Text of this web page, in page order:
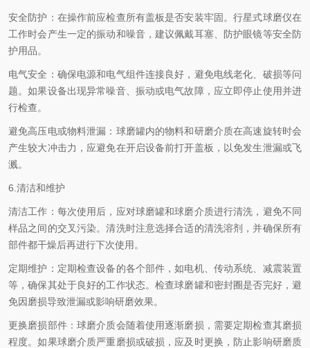
安全防护：在操作前应检查所有盖板是否安装牢固。行星式球磨仪在
工作时会产生一定的振动和噪音，建议佩戴耳塞、防护眼镜等安全防
护用品。
电气安全：确保电源和电气组件连接良好，避免电线老化、破损等问
题。如果设备出现异常噪音、振动或电气故障，应立即停止使用并进
行检查。
避免高压电或物料泄漏：球磨罐内的物料和研磨介质在高速旋转时会
产生较大冲击力，应避免在开启设备前打开盖板，以免发生泄漏或飞
溅。
6.清洁和维护
清洁工作：每次使用后，应对球磨罐和球磨介质进行清洗，避免不同
样品之间的交叉污染。清洗时注意选择合适的清洗溶剂，并确保所有
部件都干燥后再进行下次使用。
定期维护：定期检查设备的各个部件，如电机、传动系统、减震装置
等，确保其处于良好的工作状态。检查球磨罐和密封圈是否完好，避
免因磨损导致泄漏或影响研磨效果。
更换磨损部件：球磨介质会随着使用逐渐磨损，需要定期检查其磨损
程度。如果球磨介质严重磨损或破损，应及时更换，防止影响研磨质